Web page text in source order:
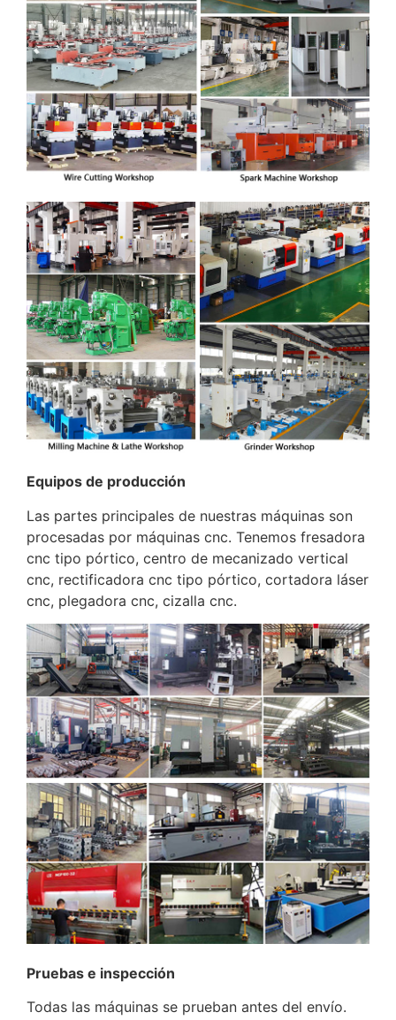
Equipos de producción
Las partes principales de nuestras máquinas son
procesadas por máquinas cnc. Tenemos fresadora
cnc tipo pórtico, centro de mecanizado vertical
cnc, rectificadora cnc tipo pórtico, cortadora láser
cnc, plegadora cnc, cizalla cnc.
Pruebas e inspección
Todas las máquinas se prueban antes del envío.